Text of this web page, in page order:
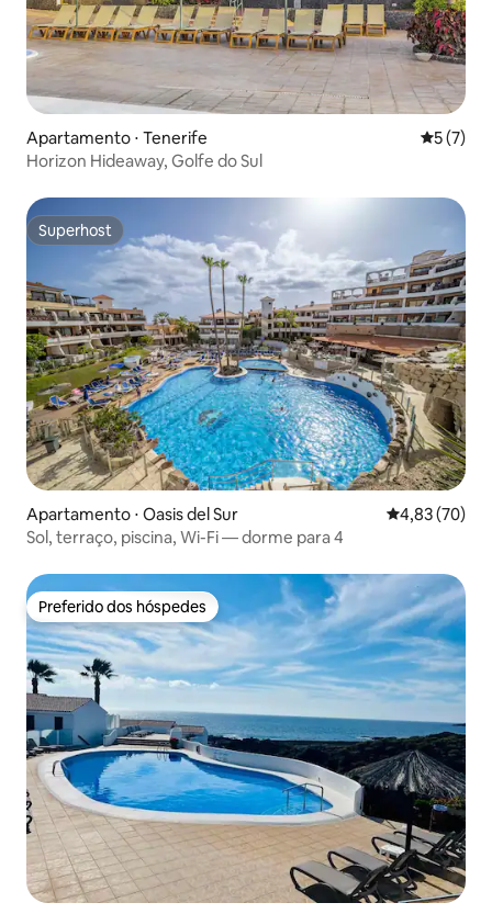
Apartamento ⋅ Tenerife 5 de
5 (7)
Horizon Hideaway, Golfe do Sul
Superhost
Superhost
Apartamento ⋅ Oasis del Sur 4,83 de uma
4,83 (70)
Sol, terraço, piscina, Wi-Fi — dorme para 4
Preferido dos hóspedes
Preferido dos hóspedes